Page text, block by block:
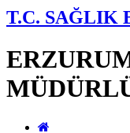
T.C. SAĞLIK